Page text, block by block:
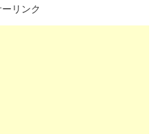
リンク